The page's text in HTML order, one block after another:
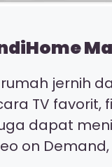
jernih
TV
dapat
on